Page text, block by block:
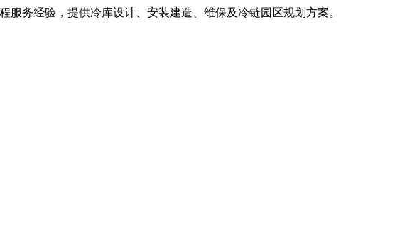
服务经验，提供冷库设计、安装建造、维保及冷链园区规划方案。